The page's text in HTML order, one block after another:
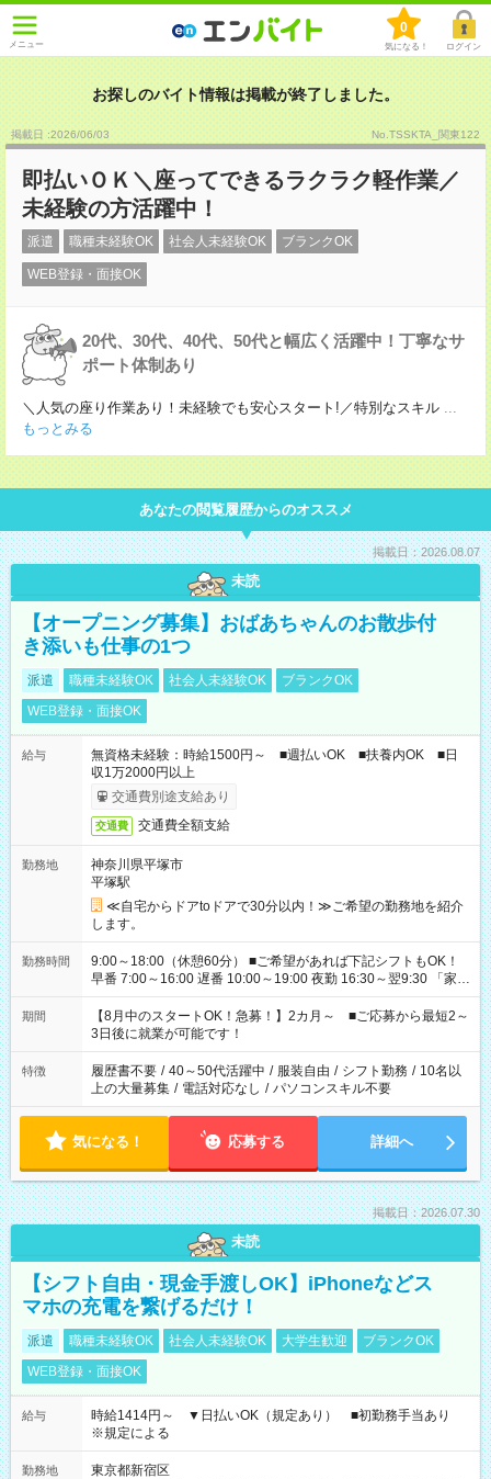
メニュー
0
気になる！ ログイン
お探しのバイト情報は掲載が終了しました。
掲載日 :2026/06/03 No.TSSKTA_関東122
即払いＯＫ＼座ってできるラクラク軽作業／
未経験の方活躍中！
派遣 職種未経験OK 社会人未経験OK ブランクOK
WEB登録・面接OK
20代、30代、40代、50代と幅広く活躍中！丁寧なサ
ポート体制あり
＼人気の座り作業あり！未経験でも安心スタート!／特別なスキル ...
もっとみる
あなたの閲覧履歴からのオススメ
掲載日：2026.08.07
未読
【オープニング募集】おばあちゃんのお散歩付
き添いも仕事の1つ
派遣 職種未経験OK 社会人未経験OK
ブランクOK
WEB登録・面接OK
給与
無資格未経験：時給1500円～ ■週払いOK ■扶養内OK ■日
収1万2000円以上
交通費別途支給あり
交通費 交通費全額支給
勤務地
神奈川県平塚市
平塚駅
≪自宅からドアtoドアで30分以内！≫ご希望の勤務地を紹介
します。
勤務時間
9:00～18:00（休憩60分） ■ご希望があれば下記シフトもOK！
早番 7:00～16:00 遅番 10:00～19:00 夜勤 16:30～翌9:30 「家族
と休みを合わせたい」 「余裕を持って夕飯の準備がしたい」
「できれば残業はしたくない」 など、ご希望を教えてください
ね。 ※Wワーク希望の方へ 今ご覧のお仕事で希望する勤務時間
と、もう1つのお仕事の勤務時間。 合計で週40時間を超える場
合は応募できません。
期間
【8月中のスタートOK！急募！】2カ月～ ■ご応募から最短2～
3日後に就業が可能です！
特徴 履歴書不要 / 40～50代活躍中 / 服装自由 / シフト勤務 / 10名以
上の大量募集 / 電話対応なし / パソコンスキル不要
気になる！ 応募する 詳細へ
掲載日：2026.07.30
未読
【シフト自由・現金手渡しOK】iPhoneなどス
マホの充電を繋げるだけ！
派遣 職種未経験OK 社会人未経験OK 大学生歓迎
ブランクOK
WEB登録・面接OK
給与
時給1414円～ ▼日払いOK（規定あり） ■初勤務手当あり
※規定による
勤務地
東京都新宿区